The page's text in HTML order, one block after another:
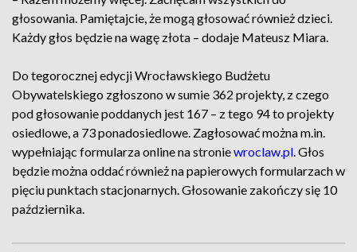
głosowania. Pamiętajcie, że mogą głosować również dzieci.
Każdy głos będzie na wagę złota – dodaje Mateusz Miara.
Do tegorocznej edycji Wrocławskiego Budżetu
Obywatelskiego zgłoszono w sumie 362 projekty, z czego
pod głosowanie poddanych jest 167 – z tego 94 to projekty
osiedlowe, a 73 ponadosiedlowe. Zagłosować można m.in.
wypełniając formularza online na stroniewroclaw.pl. Głos
będzie można oddać również na papierowych formularzach w
pięciu punktach stacjonarnych. Głosowanie zakończy się 10
października.